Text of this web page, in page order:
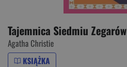
Tajemnica Siedmiu Zegarów
Agatha Christie
KSIĄŻKA